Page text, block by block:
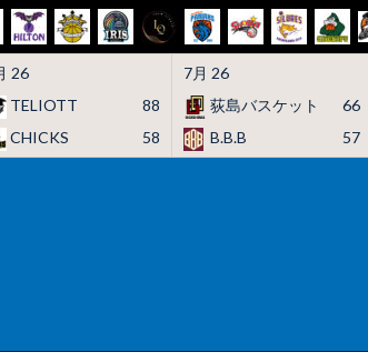
26
TELIOTT
88
CHICKS
58
7月 26
荻島バスケット
66
B.B.B
57